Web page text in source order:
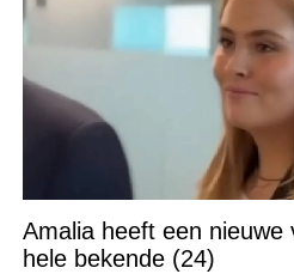
Amalia heeft een nieuwe
hele bekende (24)